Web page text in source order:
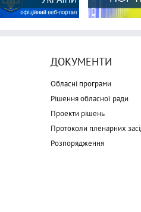
ДОКУМЕНТИ
Обласні програми
Рішення обласної ради
Проекти рішень
Протоколи пленарних
Розпорядження